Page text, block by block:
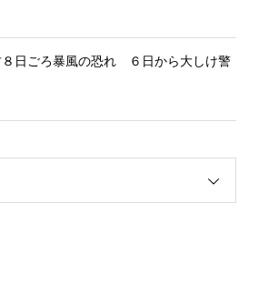
日ごろ暴風の恐れ ６日から大しけ警